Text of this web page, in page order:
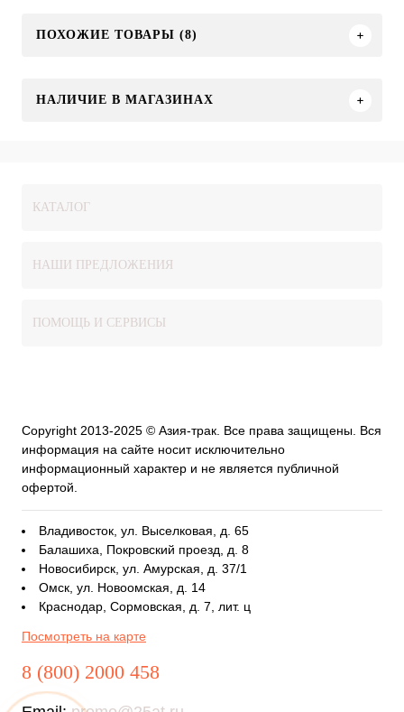
ПОХОЖИЕ ТОВАРЫ (8)
НАЛИЧИЕ В МАГАЗИНАХ
КАТАЛОГ
НАШИ ПРЕДЛОЖЕНИЯ
ПОМОЩЬ И СЕРВИСЫ
Copyright 2013-2025 © Азия-трак. Все права защищены. Вся
информация на сайте носит исключительно
информационный характер и не является публичной
офертой.
Владивосток, ул. Выселковая, д. 65
Балашиха, Покровский проезд, д. 8
Новосибирск, ул. Амурская, д. 37/1
Омск, ул. Новоомская, д. 14
Краснодар, Сормовская, д. 7, лит. ц
Посмотреть на карте
8 (800) 2000 458